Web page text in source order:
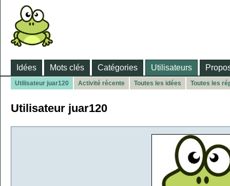
Idées Mots clés Catégories Utilisateurs
Utilisateur juar120 Activité récente Toutes les idées Toutes les
Utilisateur juar120